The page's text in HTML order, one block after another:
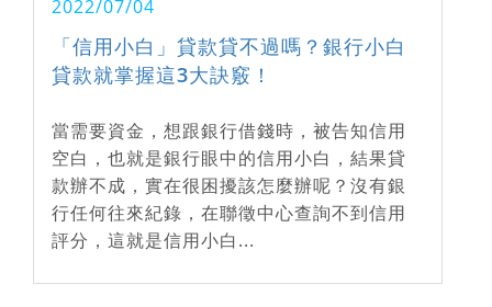
2022/07/04
「信用小白」貸款貸不過嗎？銀行小白
貸款就掌握這3大訣竅！
當需要資金，想跟銀行借錢時，被告知信用
空白，也就是銀行眼中的信用小白，結果貸
款辦不成，實在很困擾該怎麼辦呢？沒有銀
行任何往來紀錄，在聯徵中心查詢不到信用
評分，這就是信用小白...